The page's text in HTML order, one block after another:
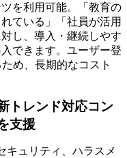
を利用可能。「教育の
ている」「社員が活用
し、導入・継続しやす
できます。ユーザー登
め、長期的なコスト
トレンド対応コン
支援
キュリティ、ハラスメ